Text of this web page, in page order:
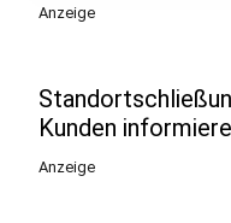
Anzeige
Kunden
Anzeige